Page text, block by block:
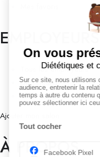
EMPLOYEURS
Tous les employeurs
Dashboard
Poster un Job
Ajouter mon salon
À PROPOS